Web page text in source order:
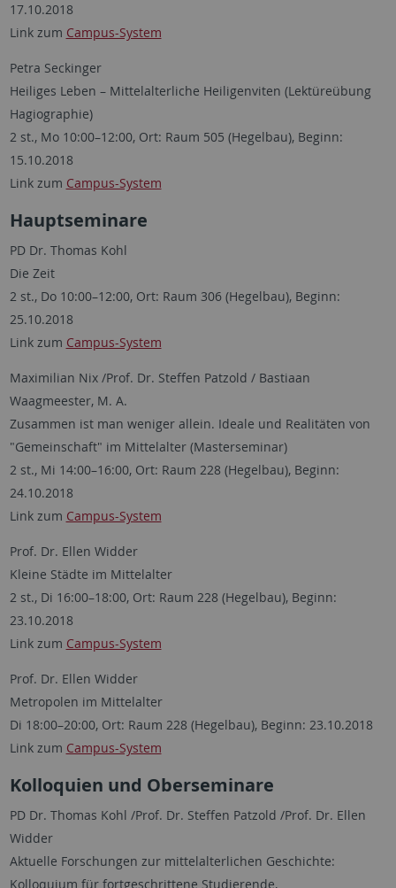
17.10.2018
Link zum Campus-System
Petra Seckinger
Heiliges Leben – Mittelalterliche Heiligenviten (Lektüreübung
Hagiographie)
2 st., Mo 10:00–12:00, Ort: Raum 505 (Hegelbau), Beginn:
15.10.2018
Link zum Campus-System
Hauptseminare
PD Dr. Thomas Kohl
Die Zeit
2 st., Do 10:00–12:00, Ort: Raum 306 (Hegelbau), Beginn:
25.10.2018
Link zum Campus-System
Maximilian Nix /Prof. Dr. Steffen Patzold / Bastiaan
Waagmeester, M. A.
Zusammen ist man weniger allein. Ideale und Realitäten von
"Gemeinschaft" im Mittelalter (Masterseminar)
2 st., Mi 14:00–16:00, Ort: Raum 228 (Hegelbau), Beginn:
24.10.2018
Link zum Campus-System
Prof. Dr. Ellen Widder
Kleine Städte im Mittelalter
2 st., Di 16:00–18:00, Ort: Raum 228 (Hegelbau), Beginn:
23.10.2018
Link zum Campus-System
Prof. Dr. Ellen Widder
Metropolen im Mittelalter
Di 18:00–20:00, Ort: Raum 228 (Hegelbau), Beginn: 23.10.2018
Link zum Campus-System
Kolloquien und Oberseminare
PD Dr. Thomas Kohl /Prof. Dr. Steffen Patzold /Prof. Dr. Ellen
Widder
Aktuelle Forschungen zur mittelalterlichen Geschichte:
Kolloquium für fortgeschrittene Studierende,